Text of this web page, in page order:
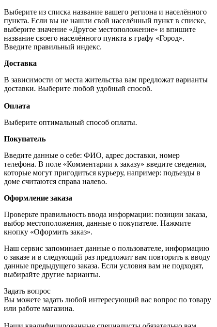
Выберите из списка название вашего региона и населённого
пункта. Если вы не нашли свой населённый пункт в списке,
выберите значение «Другое местоположение» и впишите
название своего населённого пункта в графу «Город».
Введите правильный индекс.
Доставка
В зависимости от места жительства вам предложат варианты
доставки. Выберите любой удобный способ.
Оплата
Выберите оптимальный способ оплаты.
Покупатель
Введите данные о себе: ФИО, адрес доставки, номер
телефона. В поле «Комментарии к заказу» введите сведения,
которые могут пригодиться курьеру, например: подъезды в
доме считаются справа налево.
Оформление заказа
Проверьте правильность ввода информации: позиции заказа,
выбор местоположения, данные о покупателе. Нажмите
кнопку «Оформить заказ».
Наш сервис запоминает данные о пользователе, информацию
о заказе и в следующий раз предложит вам повторить к вводу
данные предыдущего заказа. Если условия вам не подходят,
выбирайте другие варианты.
Задать вопрос
Вы можете задать любой интересующий вас вопрос по товару
или работе магазина.